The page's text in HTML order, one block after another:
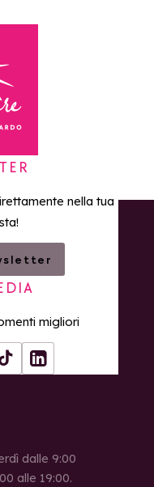
alla home page
nella tua
migliori
LinkedIn
dalle 9:00
alle 19:00.